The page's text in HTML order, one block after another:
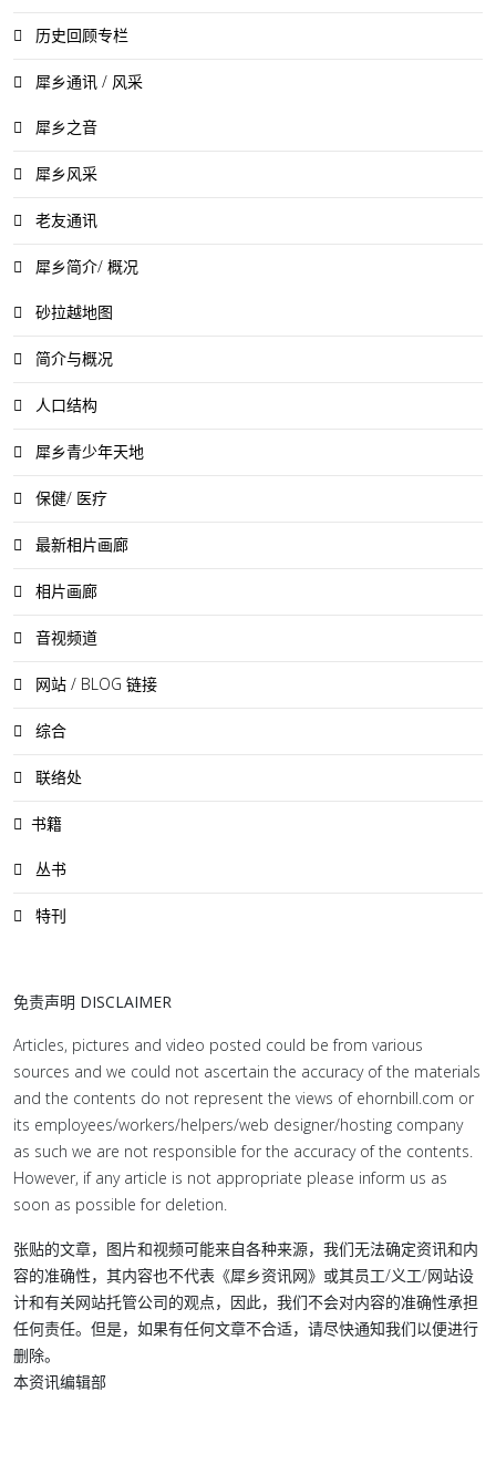
历史回顾专栏
犀乡通讯 / 风采
犀乡之音
犀乡风采
老友通讯
犀乡简介/ 概况
砂拉越地图
简介与概况
人口结构
犀乡青少年天地
保健/ 医疗
最新相片画廊
相片画廊
音视频道
网站 / BLOG 链接
综合
联络处
书籍
丛书
特刊
免责声明 DISCLAIMER
Articles, pictures and video posted could be from various
sources and we could not ascertain the accuracy of the materials
and the contents do not represent the views of ehornbill.com or
its employees/workers/helpers/web designer/hosting company
as such we are not responsible for the accuracy of the contents.
However, if any article is not appropriate please inform us as
soon as possible for deletion.
张贴的文章，图片和视频可能来自各种来源，我们无法确定资讯和内
容的准确性，其内容也不代表《犀乡资讯网》或其员工/义工/网站设
计和有关网站托管公司的观点，因此，我们不会对内容的准确性承担
任何责任。但是，如果有任何文章不合适，请尽快通知我们以便进行
删除。
本资讯编辑部